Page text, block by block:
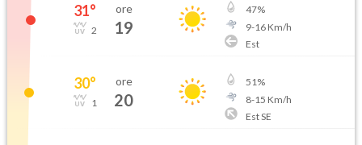
31°
2
ore
19
47%
9-16Km/h
Est
30°
1
ore
20
51%
8-15 Km/h
Est SE